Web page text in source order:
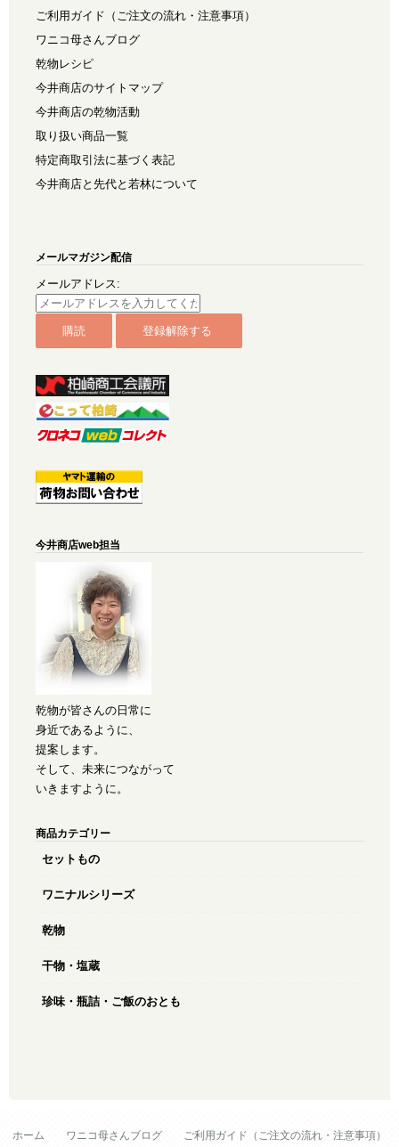
ご利用ガイド（ご注文の流れ・注意事項）
ワニコ母さんブログ
乾物レシピ
今井商店のサイトマップ
今井商店の乾物活動
取り扱い商品一覧
特定商取引法に基づく表記
今井商店と先代と若林について
メールマガジン配信
メールアドレス:
今井商店web担当
乾物が皆さんの日常に
身近であるように、
提案します。
そして、未来につながって
いきますように。
商品カテゴリー
セットもの
ワニナルシリーズ
乾物
干物・塩蔵
珍味・瓶詰・ご飯のおとも
ホーム ワニコ母さんブログ
ご利用ガイド（ご注文の流れ・注意事項）